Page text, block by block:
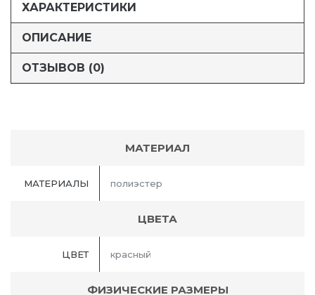
ХАРАКТЕРИСТИКИ
ОПИСАНИЕ
ОТЗЫВОВ (0)
МАТЕРИАЛ
МАТЕРИАЛЫ полиэстер
ЦВЕТА
ЦВЕТ красный
ФИЗИЧЕСКИЕ РАЗМЕРЫ